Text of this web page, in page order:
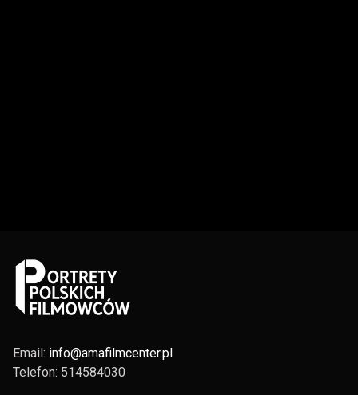
Email: info@amafilmcenter.pl
Telefon: 514584030